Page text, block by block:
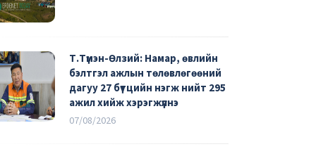
Т.Түмэн-Өлзий: Намар, өвлийн
бэлтгэл ажлын төлөвлөгөөний
дагуу 27 бүтцийн нэгж нийт 295
ажил хийж хэрэгжүүлнэ
07/08/2026